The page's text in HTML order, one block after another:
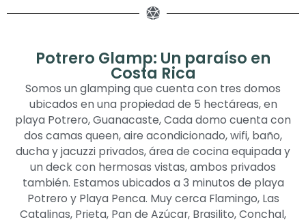
Potrero Glamp: Un paraíso en
Costa Rica
Somos un glamping que cuenta con tres domos
ubicados en una propiedad de 5 hectáreas, en
playa Potrero, Guanacaste, Cada domo cuenta con
dos camas queen, aire acondicionado, wifi, baño,
ducha y jacuzzi privados, área de cocina equipada y
un deck con hermosas vistas, ambos privados
también. Estamos ubicados a 3 minutos de playa
Potrero y Playa Penca. Muy cerca Flamingo, Las
Catalinas, Prieta, Pan de Azúcar, Brasilito, Conchal,